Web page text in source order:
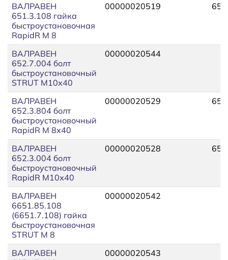
ВАЛРАВЕН
651.3.108 гайка
быстроустановочная
RapidR М 8
00000020519
ВАЛРАВЕН
652.7.004 болт
быстроустановочный
STRUT М10х40
00000020544
ВАЛРАВЕН
652.3.804 болт
быстроустановочный
RapidR М 8х40
00000020529
ВАЛРАВЕН
652.3.004 болт
быстроустановочный
RapidR М10х40
00000020528
ВАЛРАВЕН
6651.85.108
(6651.7.108) гайка
быстроустановочная
STRUT М 8
00000020542
ВАЛРАВЕН
00000020543